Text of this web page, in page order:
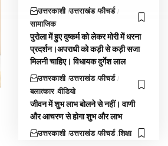
उत्तरकाशी उत्तराखंड फीचर्ड
सामाजिक
पुरोला में हुए दुष्कर्म को लेकर मोरी में धरना
प्रदर्शन।अपराधी को कड़ी से कड़ी सजा
मिलनी चाहिए। विधायक दुर्गेश लाल
उत्तरकाशी उत्तराखंड फीचर्ड
बलात्कार वीडियो
जीवन में शुभ लाभ बोलने से नहीं। वाणी
और आचरण से होगा शुभ और लाभ
उत्तरकाशी उत्तराखंड फीचर्ड शिक्षा